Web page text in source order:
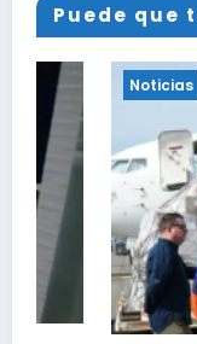
Puede que
Noticias
¡Última hora!